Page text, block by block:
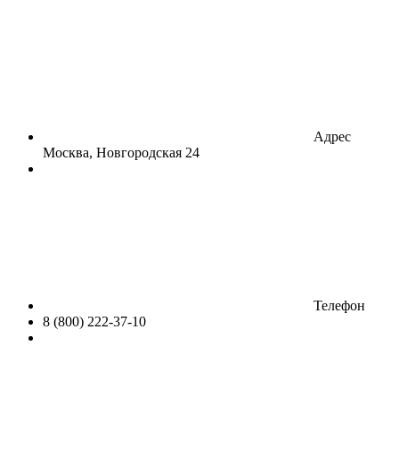
Адрес
Москва, Новгородская 24
Телефон
8 (800) 222-37-10